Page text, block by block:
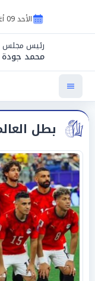
الأحد 09 أغسطس 2026
رئيس مجلس
محمد جودة
بطل